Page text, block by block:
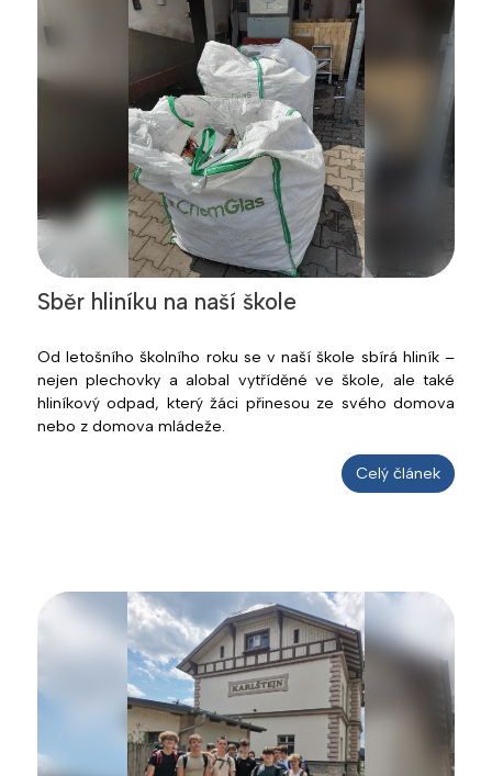
Sběr hliníku na naší škole
Od letošního školního roku se v naší škole sbírá hliník –
nejen plechovky a alobal vytříděné ve škole, ale také
hliníkový odpad, který žáci přinesou ze svého domova
nebo z domova mládeže.
Celý článek